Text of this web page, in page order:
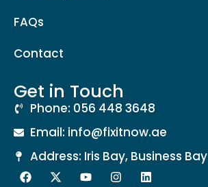
FAQs
Contact
Get in Touch
Phone: 056 448 3648
Email: info@fixitnow.ae
Address: Iris Bay, Business Bay